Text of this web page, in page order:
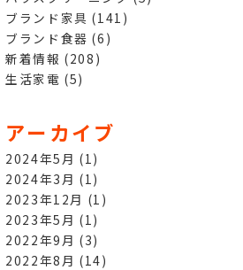
ブランド家具 (141)
ブランド食器 (6)
新着情報 (208)
生活家電 (5)
アーカイブ
2024年5月 (1)
2024年3月 (1)
2023年12月 (1)
2023年5月 (1)
2022年9月 (3)
2022年8月 (14)